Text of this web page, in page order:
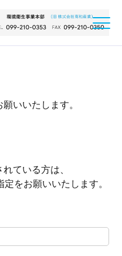
いいたします。
ている方は、
定をお願いいたします。